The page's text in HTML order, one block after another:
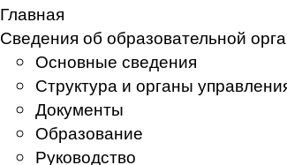
Главная
Сведения об образовательной
Основные сведения
Структура и органы
Документы
Образование
Руководство